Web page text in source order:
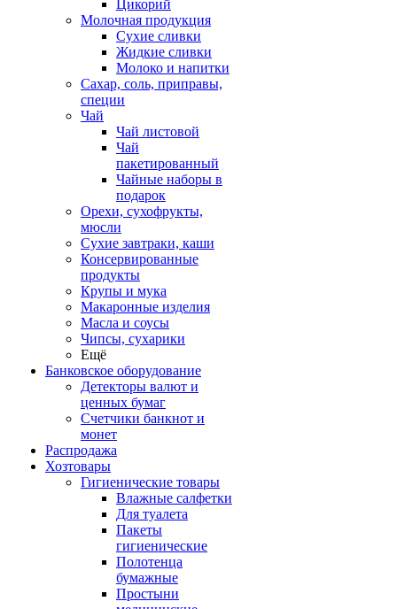
Цикорий
Молочная продукция
Сухие сливки
Жидкие сливки
Молоко и напитки
Сахар, соль, приправы,
специи
Чай
Чай листовой
Чай
пакетированный
Чайные наборы в
подарок
Орехи, сухофрукты,
мюсли
Сухие завтраки, каши
Консервированные
продукты
Крупы и мука
Макаронные изделия
Масла и соусы
Чипсы, сухарики
Ещё
Банковское оборудование
Детекторы валют и
ценных бумаг
Счетчики банкнот и
монет
Распродажа
Хозтовары
Гигиенические товары
Влажные салфетки
Для туалета
Пакеты
гигиенические
Полотенца
бумажные
Простыни